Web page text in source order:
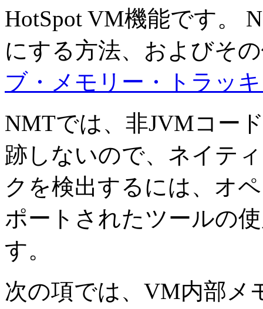
HotSpot VM機能です。
にする方法、およびそ
ブ・メモリー・トラッ
NMTでは、非JVMコー
跡しないので、ネイテ
クを検出するには、オ
ポートされたツールの
す。
次の項では、VM内部メ